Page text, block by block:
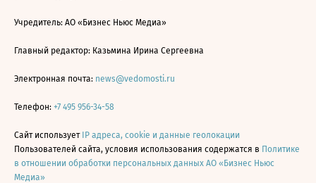
Учредитель: АО «Бизнес Ньюс Медиа»
Главный редактор: Казьмина Ирина Сергеевна
Электронная почта: news@vedomosti.ru
Телефон: +7 495 956-34-58
Сайт использует IP адреса, cookie и данные геолокации
Пользователей сайта, условия использования содержатся в Политике
в отношении обработки персональных данных АО «Бизнес Ньюс
Медиа»